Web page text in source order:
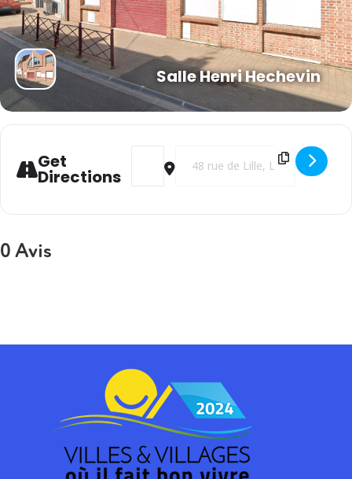
Salle Henri Hechevin
Get
Directions
Address - Gala de boxe [0LHbQa1SM]
Destination Address - Gala de
0 Avis